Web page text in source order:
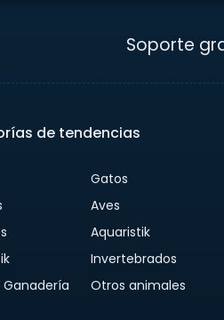
Soporte
de tendencias
Gatos
Aves
Aquaristik
Invertebrados
Otros animales